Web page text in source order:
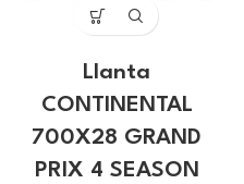
Llanta
CONTINENTAL
700X28 GRAND
PRIX 4 SEASON